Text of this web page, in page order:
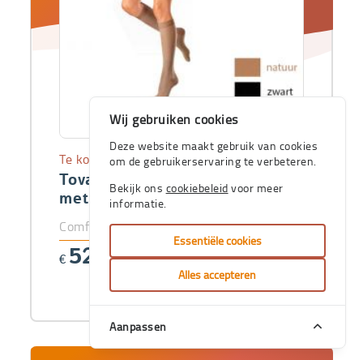
Tovarix 20/II Kniekous -AD-
met teen
Te koop
ComfoPlus-prijs vanaf
€ 52 ,56
Wij gebruiken cookies
Deze website maakt gebruik van cookies
om de gebruikerservaring te verbeteren.
Bekijk ons cookiebeleid voor meer
informatie.
Essentiële cookies
Alles accepteren
Aanpassen